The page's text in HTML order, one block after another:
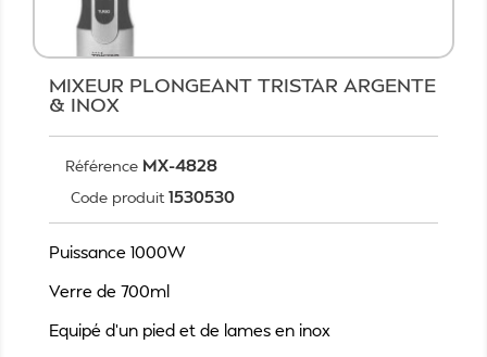
MIXEUR PLONGEANT TRISTAR ARGENTE
& INOX
Référence MX-4828
Code produit 1530530
Puissance 1000W
Verre de 700ml
Equipé d'un pied et de lames en inox